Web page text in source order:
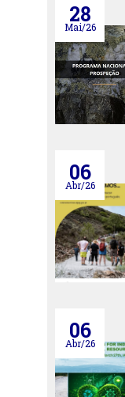
28
Mai/26
06
Abr/26
06
Abr/26